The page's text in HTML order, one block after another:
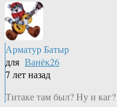
Арматур Батыр
для Ванёк26
7 лет назад
Титаке там был? Ну и каг?